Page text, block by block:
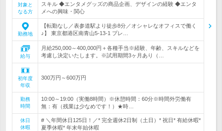
対象と
なる方
スキル ◆エンタメグッズの商品企画、デザインの経験 ◆エンタ
メへの興味・関心
勤務地
【転勤なし／表参道駅より徒歩8分／オシャレなオフィスで働く
♪】 東京都港区南青山5-13-1 プレ…
給与
月給250,000～400,000円＋各種手当※経験、年齢、スキルなどを
考慮し決定いたします。※試用期間3ヶ月あり（…
初年度
年収
300万円～600万円
勤務
時間
10:00～19:00（実働8時間）※休憩時間：60分※時間外労働有
無：有（残業は少なめです！）★時…
休日
休暇
# ＼年間休日125日！／* 完全週休2日制（土日）* 祝日* 有給休暇*
夏季休暇* 年末年始休暇